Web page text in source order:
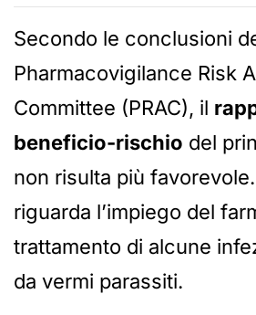
Secondo le conclusioni
Pharmacovigilance Risk
Committee (PRAC), il
beneficio-rischio del
non risulta più
riguarda l’impiego del
trattamento di alcune
da vermi parassiti.